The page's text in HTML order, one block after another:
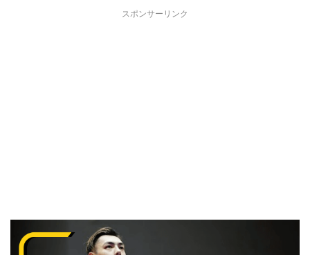
スポンサーリンク